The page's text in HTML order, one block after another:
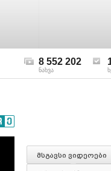
8 552 202
ნახვა
მსგავსი ვიდეოები